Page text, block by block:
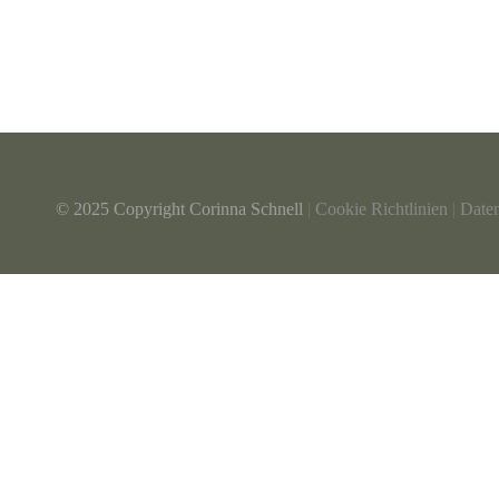
© 2025 Copyright Corinna Schnell | Cookie Richtlinien |